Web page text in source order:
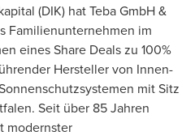
(DIK) hat Teba GmbH &
Familienunternehmen im
eines Share Deals zu 100%
Hersteller von Innen-
mit Sitz
Seit über 85 Jahren
modernster